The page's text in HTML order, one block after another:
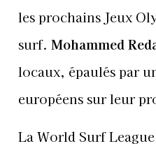
les prochains Jeux
surf. Mohammed
locaux, épaulés par
européens sur leur
La World Surf